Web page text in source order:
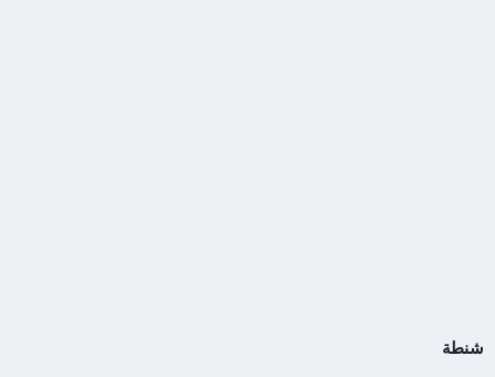
شنطة